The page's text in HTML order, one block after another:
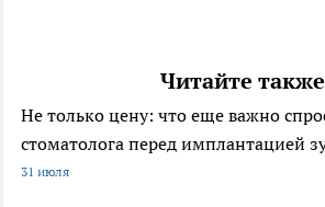
Читайте
Не только цену: что еще важно
стоматолога перед имплантацией
31 июля